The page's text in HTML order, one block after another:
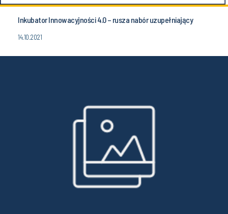
Inkubator Innowacyjności 4.0 – rusza nabór uzupełniający
14.10.2021